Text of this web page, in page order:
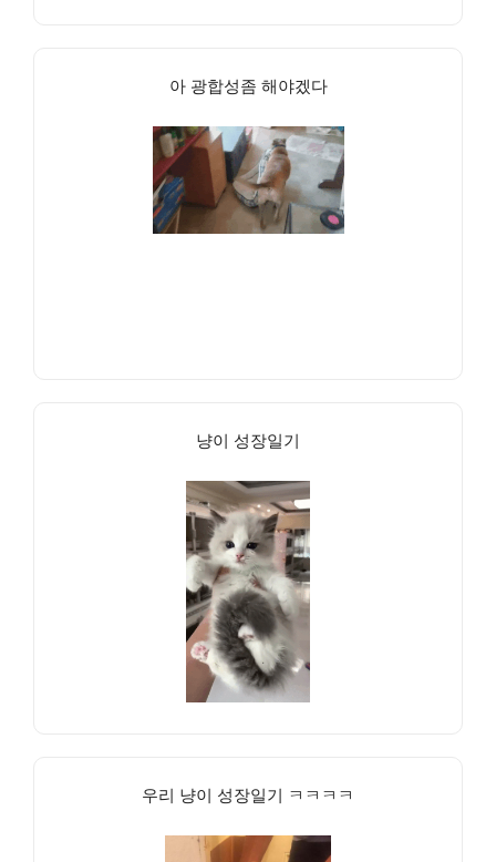
아 광합성좀 해야겠다
냥이 성장일기
우리 냥이 성장일기 ㅋㅋㅋㅋ